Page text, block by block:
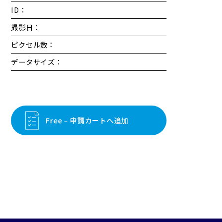
ID：
撮影日：
ピクセル数：
データサイズ：
Free – 申請カートへ追加